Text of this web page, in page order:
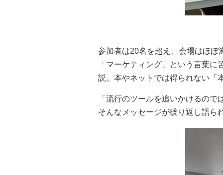
参加者は20名を超え、会場はほぼ
「マーケティング」という言葉
説。本やネットでは得られない「
「流行のツールを追いかけるの
そんなメッセージが繰り返し語ら